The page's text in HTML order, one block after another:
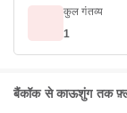
कुल गंतव्य
1
बैंकॉक से काऊशुंग तक